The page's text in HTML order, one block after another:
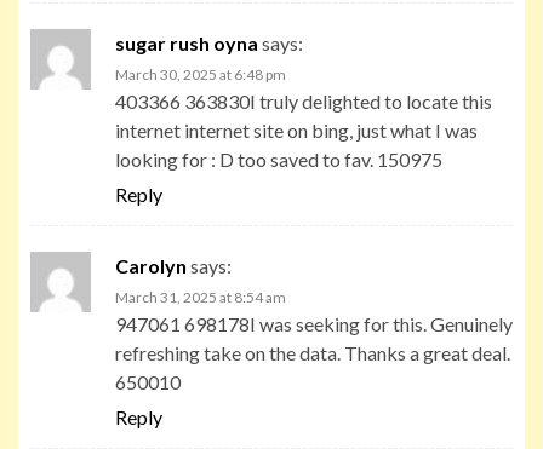
sugar rush oyna says:
March 30, 2025 at 6:48 pm
403366 363830I truly delighted to locate this
internet internet site on bing, just what I was
looking for : D too saved to fav. 150975
Reply
Carolyn says:
March 31, 2025 at 8:54 am
947061 698178I was seeking for this. Genuinely
refreshing take on the data. Thanks a great deal.
650010
Reply